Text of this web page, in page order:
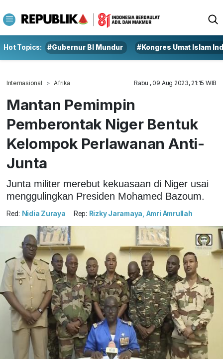
Hot Topics: #Gubernur BI Mundur #Kongres Umat Islam
Internasional Afrika Rabu , 09 Aug 2023, 21:15 WIB
Mantan Pemimpin
Pemberontak Niger Bentuk
Kelompok Perlawanan Anti-
Junta
Junta militer merebut kekuasaan di Niger usai
menggulingkan Presiden Mohamed Bazoum.
Red: Nidia Zuraya Rep: Rizky Jaramaya, Amri Amrullah